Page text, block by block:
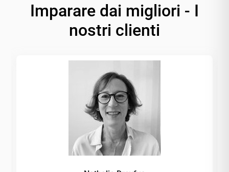
Imparare dai migliori - I
nostri clienti